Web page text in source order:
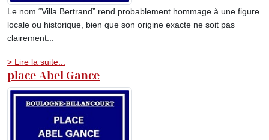
Le nom “Villa Bertrand” rend probablement hommage à une figure
locale ou historique, bien que son origine exacte ne soit pas
clairement...
> Lire la suite...
place Abel Gance